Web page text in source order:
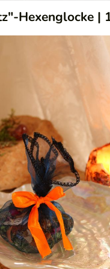
Hexenglocke|